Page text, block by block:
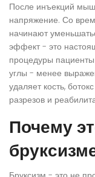
После инъекций
напряжение. Со
начинают
эффект - это
процедуры
углы - менее
удаляет кость,
разрезов и
Почему